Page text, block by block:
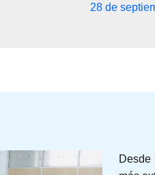
28 de
Desde